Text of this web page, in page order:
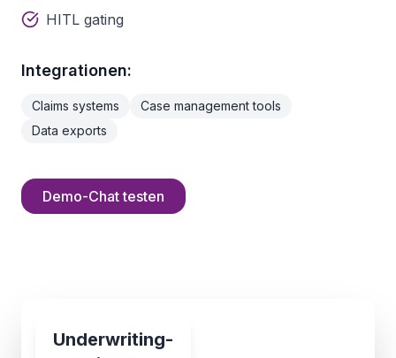
HITL gating
Integrationen:
Claims systems
Case management tools
Data exports
Demo-Chat testen
Underwriting-